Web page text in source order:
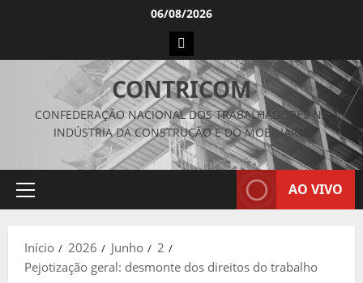
06/08/2026
Instagram
CONTRICOM
CONFEDERAÇÃO NACIONAL DOS TRABALHADORES NA
INDÚSTRIA DA CONSTRUÇÃO E DO MOBILIÁRIO
Menu
AO VIVO
Início 2026 Junho
2
Pejotização geral: desmonte dos direitos do trabalho